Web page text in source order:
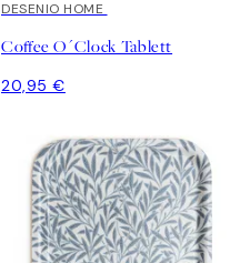
DESENIO HOME
Coffee O´Clock Tablett
20,95 €